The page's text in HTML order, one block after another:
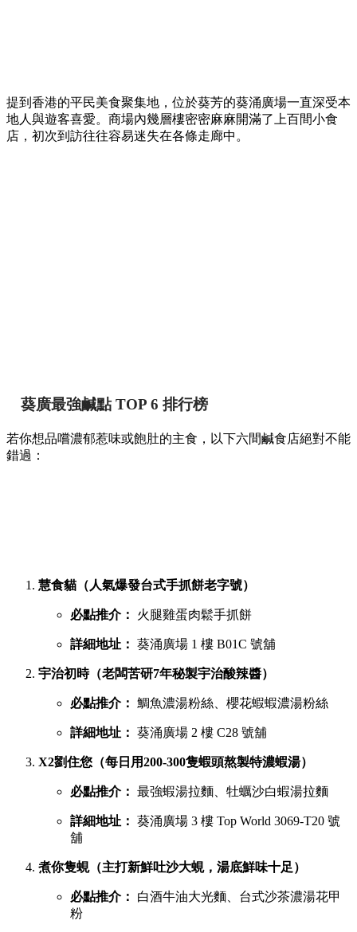
提到香港的平民美食聚集地，位於葵芳的葵涌廣場一直深受本
地人與遊客喜愛。商場內幾層樓密密麻麻開滿了上百間小食
店，初次到訪往往容易迷失在各條走廊中。
葵廣最強鹹點 TOP 6 排行榜
若你想品嚐濃郁惹味或飽肚的主食，以下六間鹹食店絕對不能
錯過：
慧食貓（人氣爆發台式手抓餅老字號）
必點推介： 火腿雞蛋肉鬆手抓餅
詳細地址： 葵涌廣場 1 樓 B01C 號舖
宇治初時（老闆苦研7年秘製宇治酸辣醬）
必點推介： 鯛魚濃湯粉絲、櫻花蝦蝦濃湯粉絲
詳細地址： 葵涌廣場 2 樓 C28 號舖
X2劉住您（每日用200-300隻蝦頭熬製特濃蝦湯）
必點推介： 最強蝦湯拉麵、牡蠣沙白蝦湯拉麵
詳細地址： 葵涌廣場 3 樓 Top World 3069-T20 號
舖
煮你隻蜆（主打新鮮吐沙大蜆，湯底鮮味十足）
必點推介：
白酒牛油大光麵、台式沙茶濃湯花甲
粉